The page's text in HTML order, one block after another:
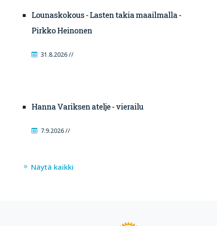
Lounaskokous - Lasten takia maailmalla -
Pirkko Heinonen
31.8.2026 //
Hanna Variksen atelje - vierailu
7.9.2026 //
Näytä kaikki